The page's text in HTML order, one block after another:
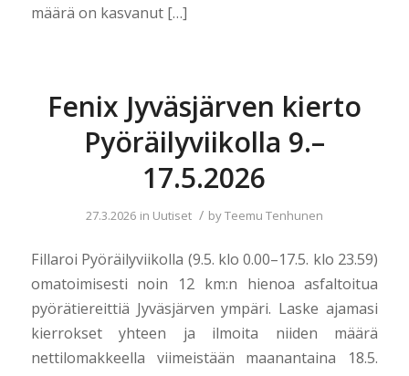
määrä on kasvanut […]
Fenix Jyväsjärven kierto
Pyöräilyviikolla 9.–
17.5.2026
27.3.2026 in Uutiset / byTeemu Tenhunen
Fillaroi Pyöräilyviikolla (9.5. klo 0.00–17.5. klo 23.59)
omatoimisesti noin 12 km:n hienoa asfaltoitua
pyörätiereittiä Jyväsjärven ympäri. Laske ajamasi
kierrokset yhteen ja ilmoita niiden määrä
nettilomakkeella viimeistään maanantaina 18.5.